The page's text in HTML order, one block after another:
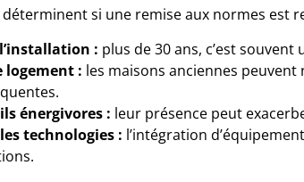
si une remise aux normes est
: plus de 30 ans, c’est souvent
logement : les maisons anciennes peuvent
énergivores : leur présence peut
technologies : l’intégration